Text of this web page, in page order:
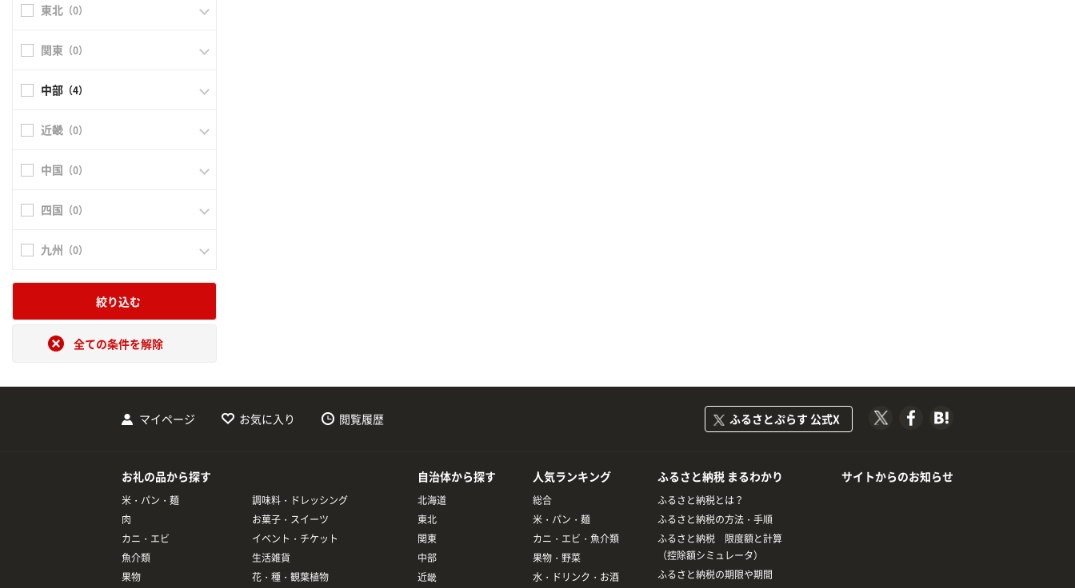
東北 （0）
関東 （0）
中部 （4）
近畿 （0）
中国 （0）
四国 （0）
九州 （0）
絞り込む
全ての条件を解除
マイページ お気に入り 閲覧履歴 ふるさとぷらす 公式X
お礼の品から探す
米・パン・麺
肉
カニ・エビ
魚介類
果物
調味料・ドレッシング
お菓子・スイーツ
イベント・チケット
生活雑貨
花・種・観葉植物
自治体から探す
北海道
東北
関東
中部
近畿
人気ランキング
総合
米・パン・麺
カニ・エビ・魚介類
果物・野菜
水・ドリンク・お酒
ふるさと納税 まるわかり
ふるさと納税とは？
ふるさと納税の方法・手順
ふるさと納税 限度額と計算
（控除額シミュレータ）
ふるさと納税の期限や期間
サイトからのお知らせ